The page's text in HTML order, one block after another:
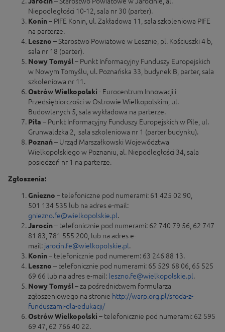
Niepodległości 10-12, sala nr 30 (parter).
Konin– PIFE Konin, ul. Zakładowa 11, sala szkoleniowa PIFE
na parterze.
Leszno – Starostwo Powiatowe w Lesznie, pl. Kościuszki 4 b,
sala nr 18 (parter).
Nowy Tomyśl– Punkt Informacyjny Funduszy Europejskich
w Nowym Tomyślu, ul. Poznańska 33, budynek B, parter, sala
szkoleniowa nr 11.
Ostrów Wielkopolski - Eurocentrum Innowacji i
Przedsiębiorczości w Ostrowie Wielkopolskim, ul.
Budowlanych 5, sala wykładowa na parterze.
Piła – Punkt Informacyjny Funduszy Europejskich w Pile, ul.
Grunwaldzka 2, sala szkoleniowa nr 1 (parter budynku).
Poznań– Urząd Marszałkowski Województwa
Wielkopolskiego w Poznaniu, al. Niepodległości 34, sala
posiedzeń nr 1 na parterze.
Zgłoszenia:
Gniezno – telefoniczne pod numerami: 61 425 02 90,
501 134 535 lub na adres e-mail:
gniezno.fe@wielkopolskie.pl.
Jarocin– telefonicznie pod numerami: 62 740 79 56, 62 747
81 83, 781 555 200, lub na adres e-
mail: jarocin.fe@wielkopolskie.pl.
Konin– telefonicznie pod numerem: 63 246 88 13.
Leszno – telefonicznie pod numerami: 65 529 68 06, 65 525
69 66 lub na adres e-mail: leszno.fe@wielkopolskie.pl.
Nowy Tomyśl– za pośrednictwem formularza
zgłoszeniowego na stronie http://warp.org.pl/sroda-z-
funduszami-dla-edukacji/
Ostrów Wielkopolski – telefonicznie pod numerami: 62 595
69 47, 62 766 40 22.